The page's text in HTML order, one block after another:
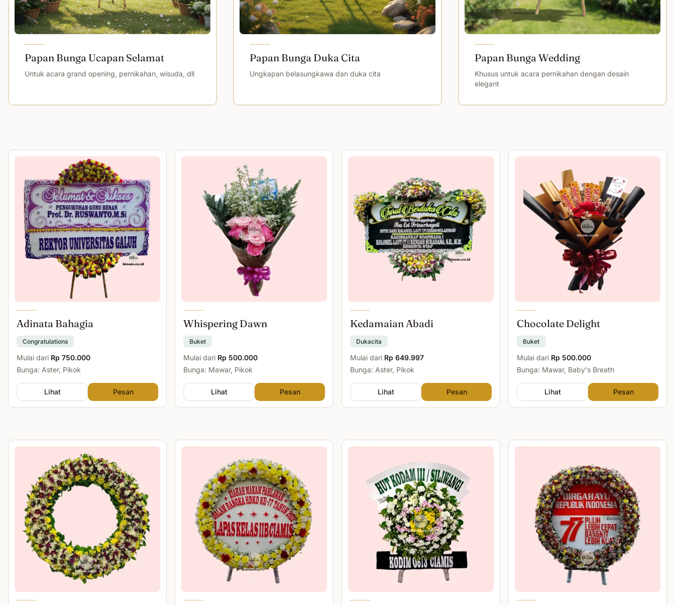
Papan Bunga Ucapan Selamat
Untuk acara grand opening, pernikahan, wisuda, dll
Papan Bunga Duka Cita
Ungkapan belasungkawa dan duka cita
Papan Bunga Wedding
Khusus untuk acara pernikahan dengan desain
elegant
Adinata Bahagia
Congratulations
Mulai dari Rp 750.000
Bunga: Aster, Pikok
Lihat Pesan
Whispering Dawn
Buket
Mulai dari Rp 500.000
Bunga: Mawar, Pikok
Lihat Pesan
Kedamaian Abadi
Dukacita
Mulai dari Rp 649.997
Bunga: Aster, Pikok
Lihat Pesan
Chocolate Delight
Buket
Mulai dari Rp 500.000
Bunga: Mawar, Baby's Breath
Lihat Pesan